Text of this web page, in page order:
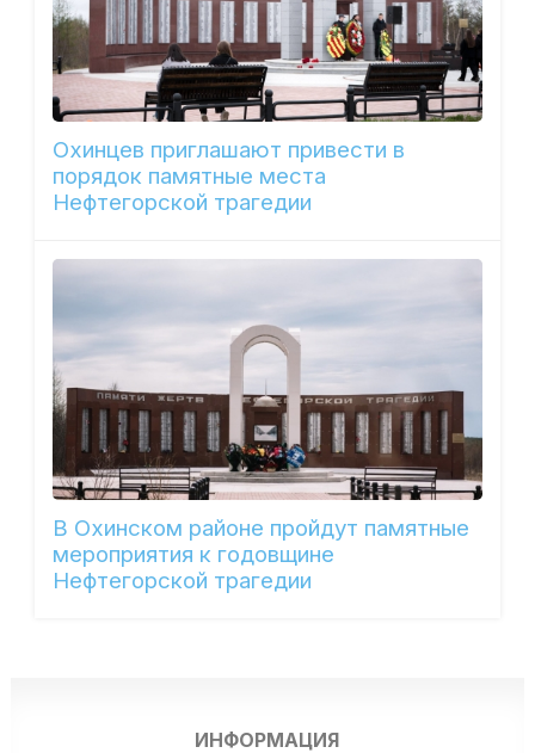
Охинцев приглашают привести в
порядок памятные места
Нефтегорской трагедии
В Охинском районе пройдут памятные
мероприятия к годовщине
Нефтегорской трагедии
ИНФОРМАЦИЯ